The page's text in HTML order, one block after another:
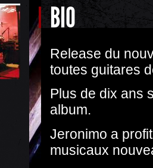
BIO
Release du
toutes guitares
Plus de dix ans
album.
Jeronimo a
musicaux